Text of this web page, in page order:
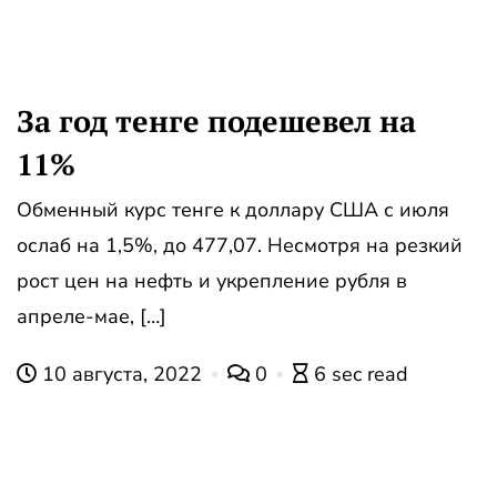
За год тенге подешевел на
11%
Обменный курс тенге к доллару США с июля
ослаб на 1,5%, до 477,07. Несмотря на резкий
рост цен на нефть и укрепление рубля в
апреле-мае, […]
10 августа, 2022 0 6 sec read